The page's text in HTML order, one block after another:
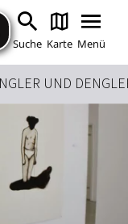
springen
springen
springen
Suche Karte Menü
UND